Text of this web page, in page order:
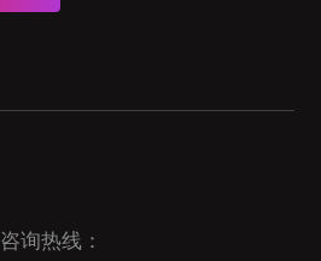
咨询热线：